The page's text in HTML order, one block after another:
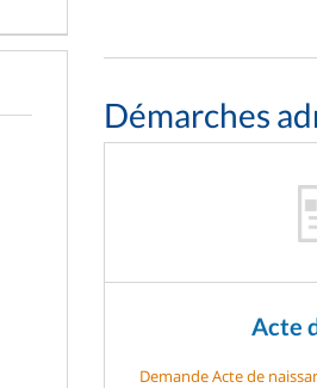
Démarches
Acte
Demande Acte de